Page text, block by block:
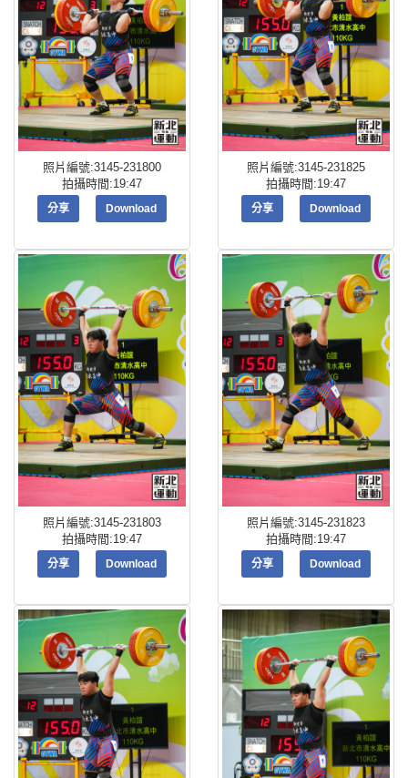
照片編號:3145-231800
拍攝時間:19:47
分享 Download
照片編號:3145-231825
拍攝時間:19:47
分享 Download
照片編號:3145-231803
拍攝時間:19:47
分享 Download
照片編號:3145-231823
拍攝時間:19:47
分享 Download